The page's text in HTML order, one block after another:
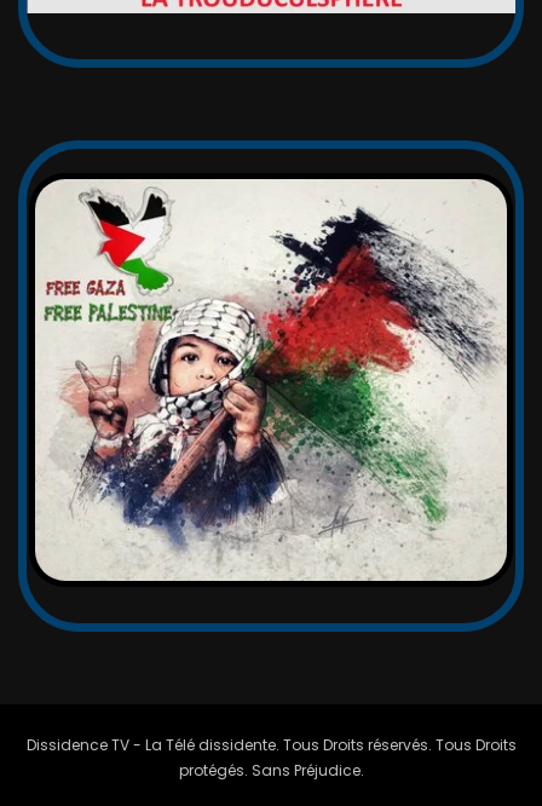
Dissidence TV - La Télé dissidente. Tous Droits réservés. Tous Droits
protégés. Sans Préjudice.